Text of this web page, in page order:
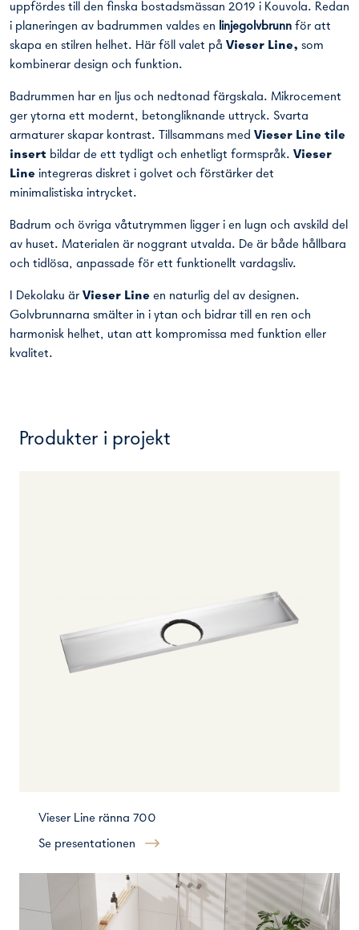
uppfördes till den finska bostadsmässan 2019 i Kouvola. Redan
i planeringen av badrummen valdes en linjegolvbrunn för att
skapa en stilren helhet. Här föll valet på Vieser Line, som
kombinerar design och funktion.
Badrummen har en ljus och nedtonad färgskala. Mikrocement
ger ytorna ett modernt, betongliknande uttryck. Svarta
armaturer skapar kontrast. Tillsammans med Vieser Line tile
insert bildar de ett tydligt och enhetligt formspråk. Vieser
Line integreras diskret i golvet och förstärker det
minimalistiska intrycket.
Badrum och övriga våtutrymmen ligger i en lugn och avskild del
av huset. Materialen är noggrant utvalda. De är både hållbara
och tidlösa, anpassade för ett funktionellt vardagsliv.
I Dekolaku är Vieser Line en naturlig del av designen.
Golvbrunnarna smälter in i ytan och bidrar till en ren och
harmonisk helhet, utan att kompromissa med funktion eller
kvalitet.
Produkter i projekt
Vieser Line ränna 700
Se presentationen